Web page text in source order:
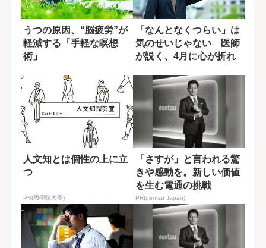
うつの原因、“脳疲労”が
軽減する「手軽な瞑想
術」
「なんとなくつらい」は
気のせいじゃない 医師
が説く、4月に心が折れ
人文知とは個性の上に立
つ
PR(國學院大學)
「さすが」と言われる驚
きや感動を。新しい価値
を生む電通の挑戦
PR(dentsu Japan)